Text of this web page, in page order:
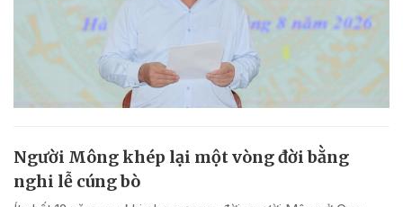
Người Mông khép lại một vòng đời bằng
nghi lễ cúng bò